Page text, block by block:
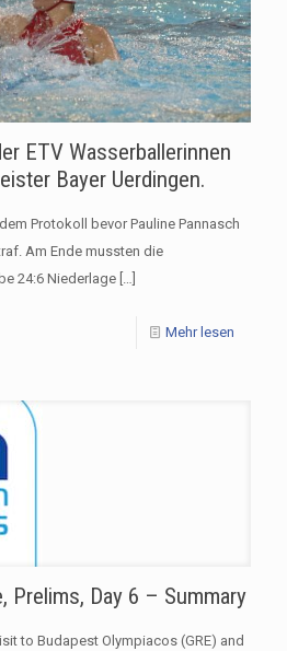
ETV Wasserballerinnen
Bayer Uerdingen.
Protokoll bevor Pauline Pannasch
Am Ende mussten die
24:6 Niederlage […]
Mehr lesen
Prelims, Day 6 – Summary
to Budapest Olympiacos (GRE) and